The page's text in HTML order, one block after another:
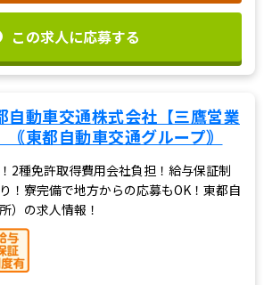
この求人に応募する
自動車交通株式会社【三鷹営業
｟東都自動車交通グループ｠
2種免許取得費用会社負担！給与保証制
！寮完備で地方からの応募もOK！東都自
）の求人情報！